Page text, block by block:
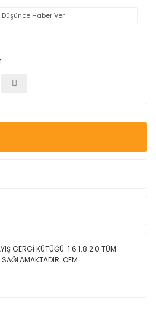
Düşünce Haber Ver
GERGİ KÜTÜĞÜ. 1.6 1.8 2.0 TÜM
OEM